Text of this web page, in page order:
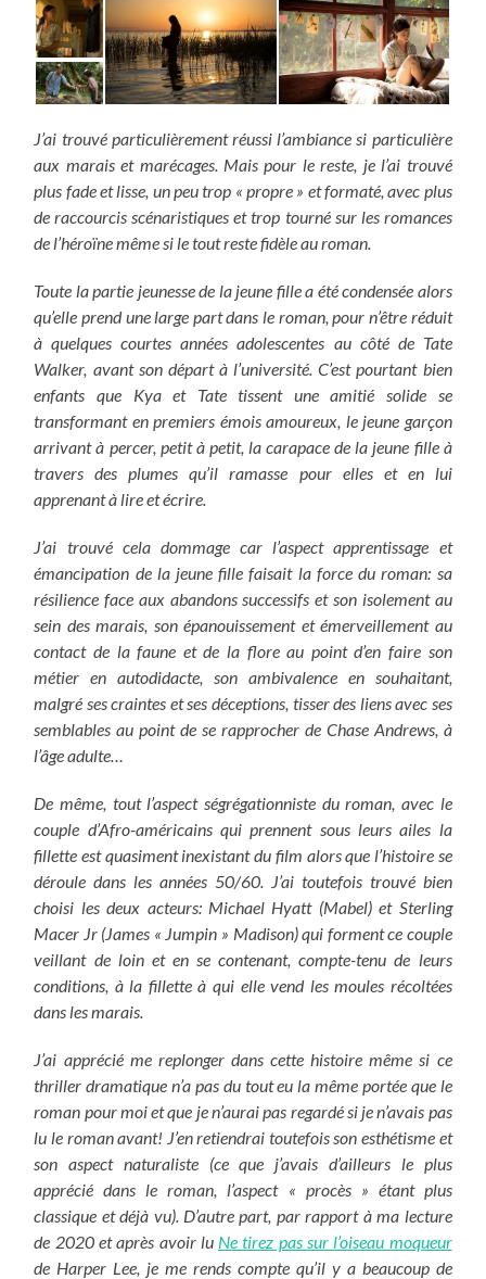
J’ai trouvé particulièrement réussi l’ambiance si particulière
aux marais et marécages. Mais pour le reste, je l’ai trouvé
plus fade et lisse, un peu trop « propre » et formaté, avec plus
de raccourcis scénaristiques et trop tourné sur les romances
de l’héroïne même si le tout reste fidèle au roman.
Toute la partie jeunesse de la jeune fille a été condensée alors
qu’elle prend une large part dans le roman, pour n’être réduit
à quelques courtes années adolescentes au côté de Tate
Walker, avant son départ à l’université. C’est pourtant bien
enfants que Kya et Tate tissent une amitié solide se
transformant en premiers émois amoureux, le jeune garçon
arrivant à percer, petit à petit, la carapace de la jeune fille à
travers des plumes qu’il ramasse pour elles et en lui
apprenant à lire et écrire.
J’ai trouvé cela dommage car l’aspect apprentissage et
émancipation de la jeune fille faisait la force du roman: sa
résilience face aux abandons successifs et son isolement au
sein des marais, son épanouissement et émerveillement au
contact de la faune et de la flore au point d’en faire son
métier en autodidacte, son ambivalence en souhaitant,
malgré ses craintes et ses déceptions, tisser des liens avec ses
semblables au point de se rapprocher de Chase Andrews, à
l’âge adulte…
De même, tout l’aspect ségrégationniste du roman, avec le
couple d’Afro-américains qui prennent sous leurs ailes la
fillette est quasiment inexistant du film alors que l’histoire se
déroule dans les années 50/60. J’ai toutefois trouvé bien
choisi les deux acteurs: Michael Hyatt (Mabel) et Sterling
Macer Jr (James « Jumpin » Madison) qui forment ce couple
veillant de loin et en se contenant, compte-tenu de leurs
conditions, à la fillette à qui elle vend les moules récoltées
dans les marais.
J’ai apprécié me replonger dans cette histoire même si ce
thriller dramatique n’a pas du tout eu la même portée que le
roman pour moi et que je n’aurai pas regardé si je n’avais pas
lu le roman avant! J’en retiendrai toutefois son esthétisme et
son aspect naturaliste (ce que j’avais d’ailleurs le plus
apprécié dans le roman, l’aspect « procès » étant plus
classique et déjà vu). D’autre part, par rapport à ma lecture
de 2020 et après avoir lu Ne tirez pas sur l’oiseau moqueur
de Harper Lee, je me rends compte qu’il y a beaucoup de